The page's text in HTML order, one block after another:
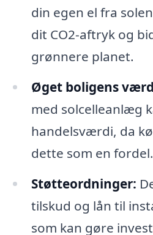
din egen el fra
dit CO2-aftryk og
grønnere planet.
Øget boligens
med solcelleanlæg
handelsværdi, da
dette som en fordel.
Støtteordninger:
tilskud og lån til
som kan gøre